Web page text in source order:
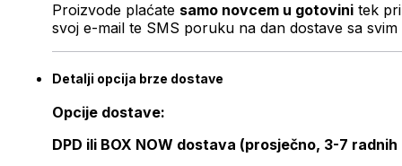
Proizvode plaćate samo novcem u gotovini tek
svoj e-mail te SMS poruku na dan dostave sa svim
Detalji opcija brze dostave
Opcije dostave:
DPD ili BOX NOW dostava (prosječno, 3-7 radnih